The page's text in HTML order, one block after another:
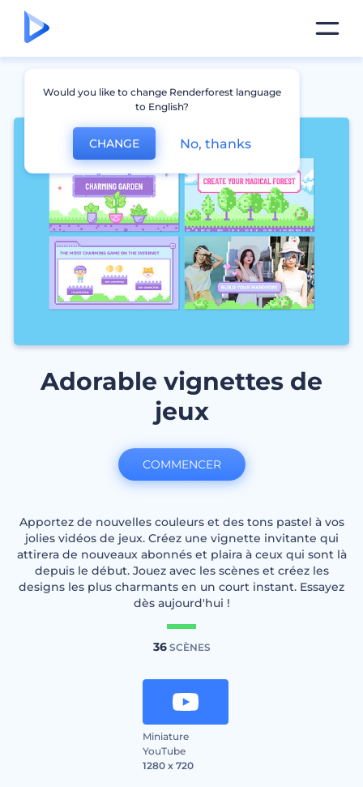
Adorable vignettes de
jeux
Apportez de nouvelles couleurs et des tons pastel à vos
jolies vidéos de jeux. Créez une vignette invitante qui
attirera de nouveaux abonnés et plaira à ceux qui sont là
depuis le début. Jouez avec les scènes et créez les
designs les plus charmants en un court instant. Essayez
dès aujourd'hui !
36SCÈNES
Miniature
YouTube
1280 x 720
COMMENCER
Would you like to change Renderforest language
to English?
CHANGE No, thanks